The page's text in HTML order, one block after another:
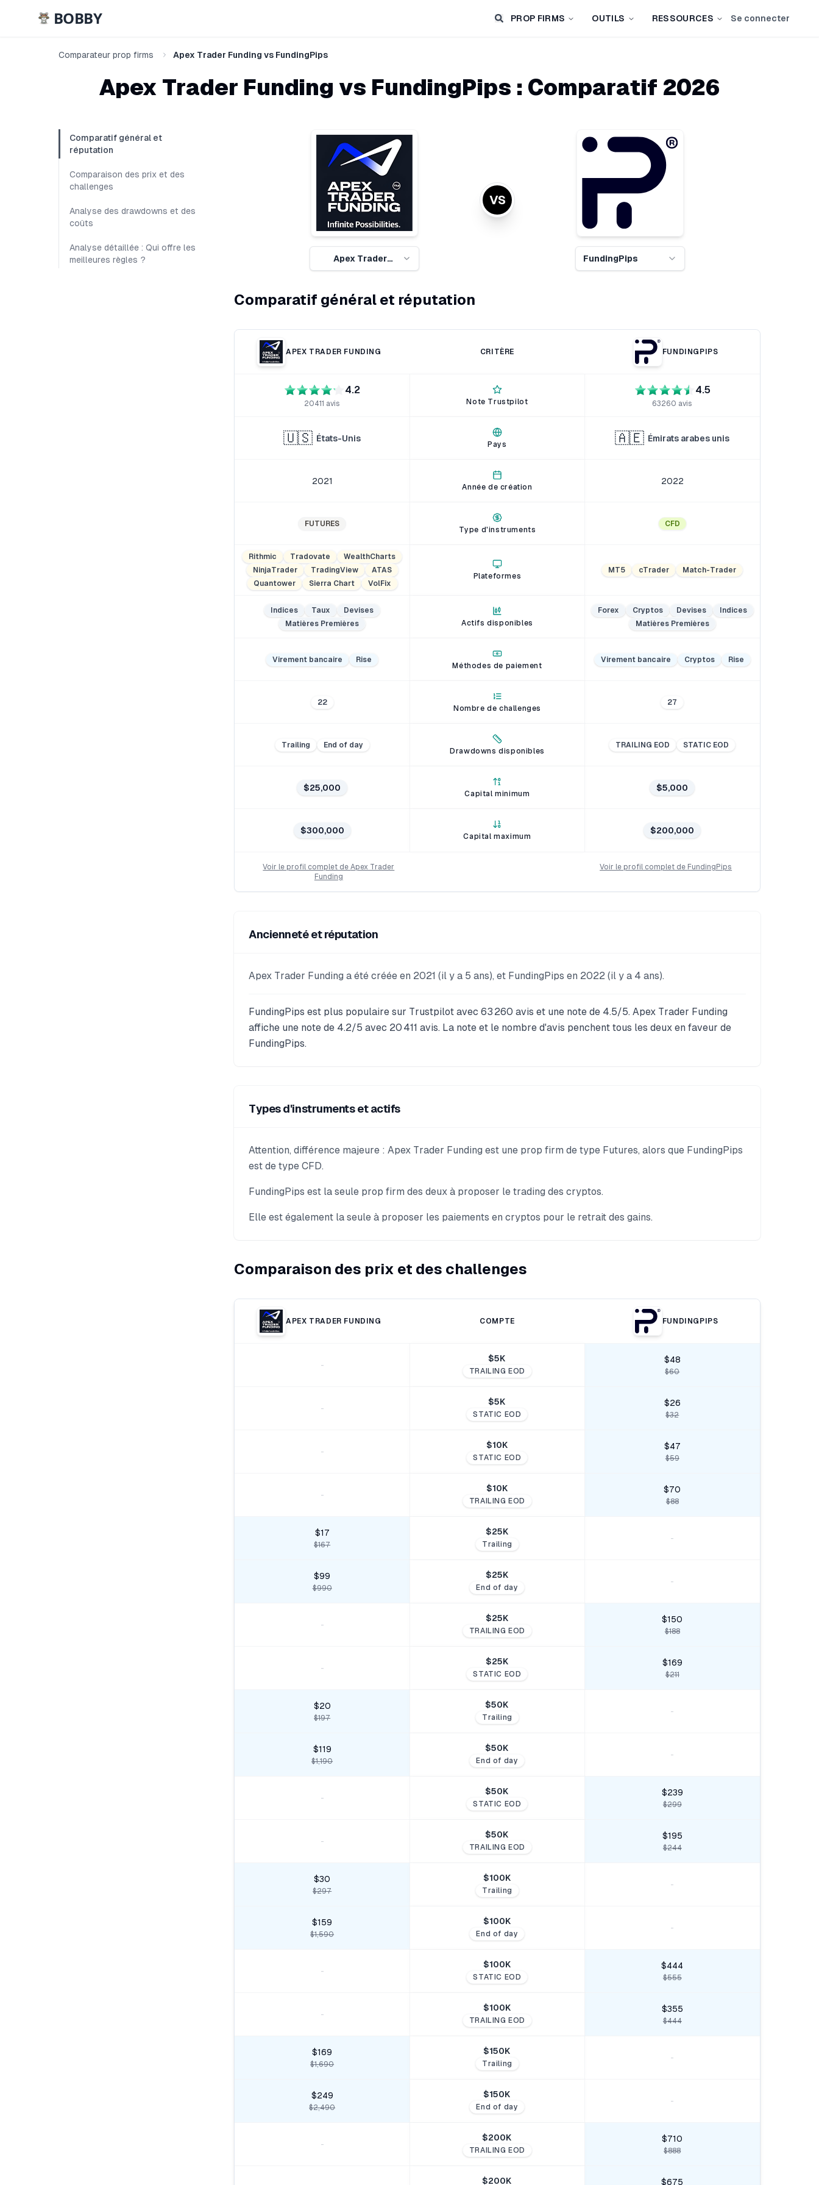
BOBBY PROP FIRMS OUTILS RESSOURCES Se connecter
Comparateur prop firms Apex Trader Funding vs FundingPips
Apex Trader Funding vs FundingPips : Comparatif 2026
Comparatif général et
réputation
Comparaison des prix et des
challenges
Analyse des drawdowns et des
coûts
Analyse détaillée : Qui offre les
meilleures règles ?
VS
Apex Trader
Funding
FundingPips
Comparatif général et réputation
APEX TRADER FUNDING CRITÈRE FUNDINGPIPS
4.2
20411 avis Note Trustpilot
4.5
63260 avis
🇺🇸 États-Unis
Pays 🇦🇪 Émirats arabes unis
2021
Année de création
2022
FUTURES
Type d'instruments
CFD
Rithmic Tradovate
WealthCharts
NinjaTrader
TradingView
ATAS
Quantower
Sierra Chart VolFix
Plateformes
MT5 cTrader Match-Trader
Indices Taux
Devises
Matières Premières
Actifs disponibles
Forex Cryptos Devises
Indices
Matières Premières
Virement bancaire Rise
Méthodes de paiement
Virement bancaire Cryptos Rise
22
Nombre de challenges
27
Trailing End of day
Drawdowns disponibles
TRAILING EOD STATIC EOD
$25,000
Capital minimum
$5,000
$300,000
Capital maximum
$200,000
Voir le profil complet deApex Trader
Funding
Voir le profil complet de FundingPips
Ancienneté et réputation
Apex Trader Funding a été créée en 2021 (il y a 5 ans), et FundingPips en 2022 (il y a 4 ans).
FundingPips est plus populaire sur Trustpilot avec 63 260 avis et une note de 4.5/5. Apex Trader Funding
affiche une note de 4.2/5 avec 20 411 avis. La note et le nombre d'avis penchent tous les deux en faveur de
FundingPips.
Types d'instruments et actifs
Attention, différence majeure : Apex Trader Funding est une prop firm de type Futures, alors que FundingPips
est de type CFD.
FundingPips est la seule prop firm des deux à proposer le trading des cryptos.
Elle est également la seule à proposer les paiements en cryptos pour le retrait des gains.
Comparaison des prix et des challenges
APEX TRADER FUNDING COMPTE FUNDINGPIPS
-
$5K
TRAILING EOD
$48
$60
-
$5K
STATIC EOD
$26
$32
-
$10K
STATIC EOD
$47
$59
-
$10K
TRAILING EOD
$70
$88
$17
$167
$25K
Trailing
-
$99
$990
$25K
End of day
-
-
$25K
TRAILING EOD
$150
$188
-
$25K
STATIC EOD
$169
$211
$20
$197
$50K
Trailing
-
$119
$1,190
$50K
End of day
-
-
$50K
STATIC EOD
$239
$299
-
$50K
TRAILING EOD
$195
$244
$30
$297
$100K
Trailing
-
$159
$1,590
$100K
End of day
-
-
$100K
STATIC EOD
$444
$555
-
$100K
TRAILING EOD
$355
$444
$169
$1,690
$150K
Trailing
-
$249
$2,490
$150K
End of day
-
-
$200K
TRAILING EOD
$710
$888
$200K $675